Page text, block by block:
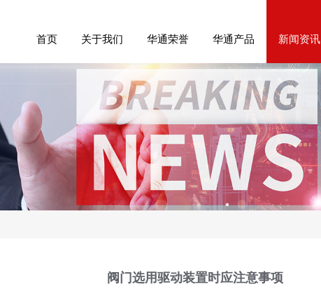
首页 关于我们 华通荣誉 华通产品 新闻资讯
阀门选用驱动装置时应注意事项